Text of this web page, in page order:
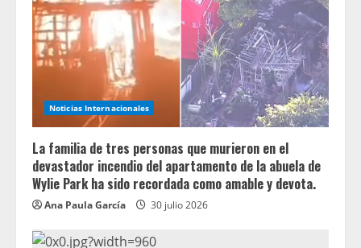
Noticias Internacionales
La familia de tres personas que murieron en el
devastador incendio del apartamento de la abuela de
Wylie Park ha sido recordada como amable y devota.
Ana Paula García 30 julio 2026